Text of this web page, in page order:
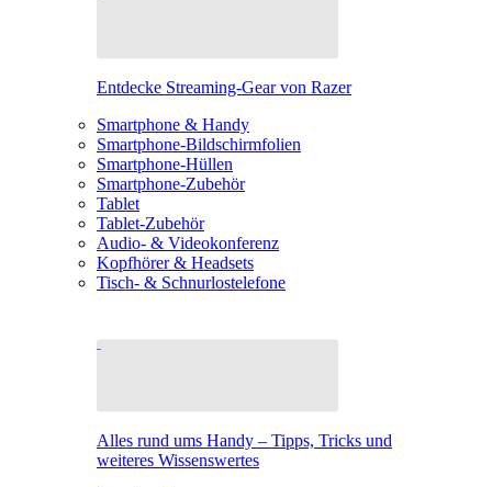
Entdecke Streaming-Gear von Razer
Smartphone & Handy
Smartphone-Bildschirmfolien
Smartphone-Hüllen
Smartphone-Zubehör
Tablet
Tablet-Zubehör
Audio- & Videokonferenz
Kopfhörer & Headsets
Tisch- & Schnurlostelefone
Alles rund ums Handy – Tipps, Tricks und
weiteres Wissenswertes